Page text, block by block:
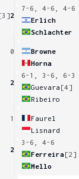
2
0
2
1
2
7-6, 4-6, 4-6
Erlich
Schlachter
Browne
Horna
6-1, 3-6, 6-3
Guevara [4]
Ribeiro
Faurel
Lisnard
3-6, 4-6
Ferreira[2]
Mello